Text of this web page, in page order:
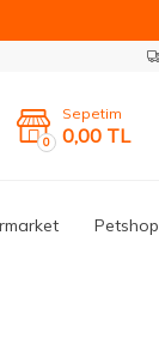
0
Sepetim
0,00 TL
Petshop